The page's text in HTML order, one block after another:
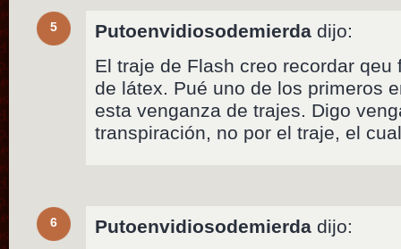
5 Putoenvidiosodemierda dijo:
El traje de Flash creo recordar
de látex. Pué uno de los primeros
esta venganza de trajes. Digo
transpiración, no por el traje, el
6 Putoenvidiosodemierda dijo: